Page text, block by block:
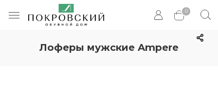
0
Лоферы мужские Ampere